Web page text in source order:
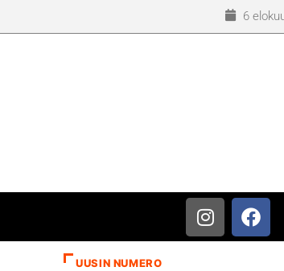
6
UUSIN NUMERO